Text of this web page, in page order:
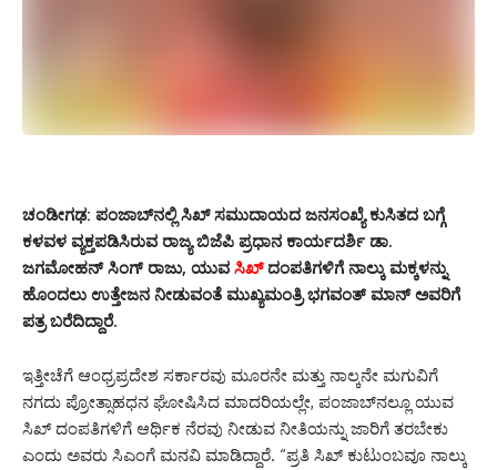
ಚಂಡೀಗಢ: ಪಂಜಾಬ್‌ನಲ್ಲಿ ಸಿಖ್ ಸಮುದಾಯದ ಜನಸಂಖ್ಯೆ ಕುಸಿತದ ಬಗ್ಗೆ
ಕಳವಳ ವ್ಯಕ್ತಪಡಿಸಿರುವ ರಾಜ್ಯ ಬಿಜೆಪಿ ಪ್ರಧಾನ ಕಾರ್ಯದರ್ಶಿ ಡಾ.
ಜಗಮೋಹನ್ ಸಿಂಗ್ ರಾಜು, ಯುವ ಸಿಖ್ದಂಪತಿಗಳಿಗೆ ನಾಲ್ಕು ಮಕ್ಕಳನ್ನು
ಹೊಂದಲು ಉತ್ತೇಜನ ನೀಡುವಂತೆ ಮುಖ್ಯಮಂತ್ರಿ ಭಗವಂತ್ ಮಾನ್ ಅವರಿಗೆ
ಪತ್ರ ಬರೆದಿದ್ದಾರೆ.
ಇತ್ತೀಚೆಗೆ ಆಂಧ್ರಪ್ರದೇಶ ಸರ್ಕಾರವು ಮೂರನೇ ಮತ್ತು ನಾಲ್ಕನೇ ಮಗುವಿಗೆ
ನಗದು ಪ್ರೋತ್ಸಾಹಧನ ಘೋಷಿಸಿದ ಮಾದರಿಯಲ್ಲೇ, ಪಂಜಾಬ್‌ನಲ್ಲೂ ಯುವ
ಸಿಖ್ ದಂಪತಿಗಳಿಗೆ ಆರ್ಥಿಕ ನೆರವು ನೀಡುವ ನೀತಿಯನ್ನು ಜಾರಿಗೆ ತರಬೇಕು
ಎಂದು ಅವರು ಸಿಎಂಗೆ ಮನವಿ ಮಾಡಿದ್ದಾರೆ. “ಪ್ರತಿ ಸಿಖ್ ಕುಟುಂಬವೂ ನಾಲ್ಕು